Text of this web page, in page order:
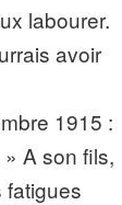
labourer.
avoir
1915 :
A son fils,
fatigues